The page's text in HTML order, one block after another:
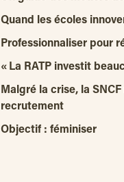
Quand les écoles
Professionnaliser pour
« La RATP investit
Malgré la crise, la
recrutement
Objectif : féminiser